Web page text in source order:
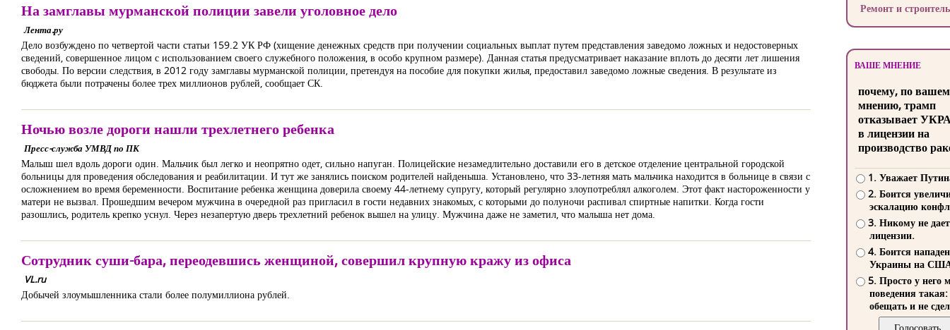
На замглавы мурманской полиции завели уголовное дело
Лента.ру
Дело возбуждено по четвертой части статьи 159.2 УК РФ (хищение денежных средств при получении социальных выплат путем представления заведомо ложных и недостоверных
сведений, совершенное лицом с использованием своего служебного положения, в особо крупном размере). Данная статья предусматривает наказание вплоть до десяти лет лишения
свободы. По версии следствия, в 2012 году замглавы мурманской полиции, претендуя на пособие для покупки жилья, предоставил заведомо ложные сведения. В результате из
бюджета были потрачены более трех миллионов рублей, сообщает СК.
Ночью возле дороги нашли трехлетнего ребенка
Пресс-служба УМВД по ПК
Малыш шел вдоль дороги один. Мальчик был легко и неопрятно одет, сильно напуган. Полицейские незамедлительно доставили его в детское отделение центральной городской
больницы для проведения обследования и реабилитации. И тут же занялись поиском родителей найденыша. Установлено, что 33-летняя мать мальчика находится в больнице в связи с
осложнением во время беременности. Воспитание ребенка женщина доверила своему 44-летнему супругу, который регулярно злоупотреблял алкоголем. Этот факт настороженности у
матери не вызвал. Прошедшим вечером мужчина в очередной раз пригласил в гости недавних знакомых, с которыми до полуночи распивал спиртные напитки. Когда гости
разошлись, родитель крепко уснул. Через незапертую дверь трехлетний ребенок вышел на улицу. Мужчина даже не заметил, что малыша нет дома.
Сотрудник суши-бара, переодевшись женщиной, совершил крупную кражу из офиса
VL.ru
Добычей злоумышленника стали более полумиллиона рублей.
Ремонт и
ВАШЕ МНЕНИЕ
почему, по
мнению, трамп
отказывает
в лицензии на
производство
1. Уважает
2. Боится
эскалацию
3. Никому не
лицензии.
4. Боится
Украины на
5. Просто у него
поведения такая:
обещать и не